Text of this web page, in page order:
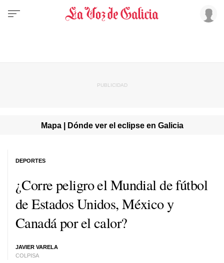
Mapa | Dónde ver el eclipse en Galicia
¿Corre peligro el Mundial de fútbol
de Estados Unidos, México y
Canadá por el calor?
JAVIER VARELA
COLPISA
DEPORTES